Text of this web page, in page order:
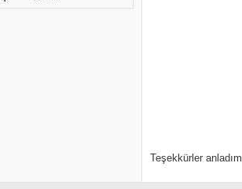
Teşekkürler anladım.